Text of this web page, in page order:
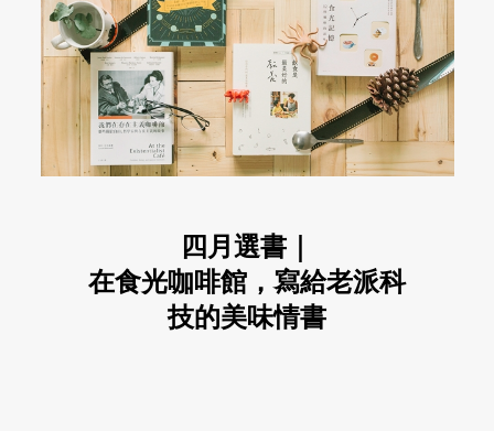
四月選書｜
在食光咖啡館，寫給老派科
技的美味情書